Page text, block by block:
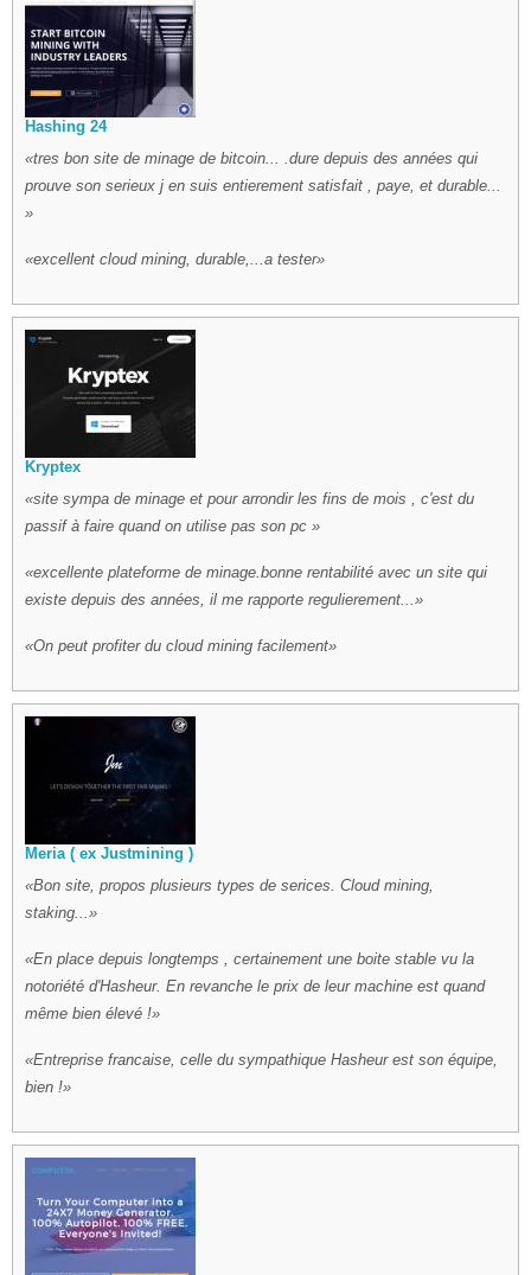
Hashing 24
tres bon site de minage de bitcoin... .dure depuis des années qui
prouve son serieux j en suis entierement satisfait , paye, et durable...
excellent cloud mining, durable,...a tester
Kryptex
site sympa de minage et pour arrondir les fins de mois , c'est du
passif à faire quand on utilise pas son pc
excellente plateforme de minage.bonne rentabilité avec un site qui
existe depuis des années, il me rapporte regulierement...
On peut profiter du cloud mining facilement
Meria ( ex Justmining )
Bon site, propos plusieurs types de serices. Cloud mining,
staking...
En place depuis longtemps , certainement une boite stable vu la
notoriété d'Hasheur. En revanche le prix de leur machine est quand
même bien élevé !
Entreprise francaise, celle du sympathique Hasheur est son équipe,
bien !